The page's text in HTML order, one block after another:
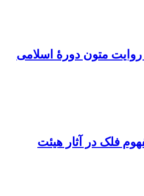
متون دورۀ اسلامی
فلک در آثار هیئت